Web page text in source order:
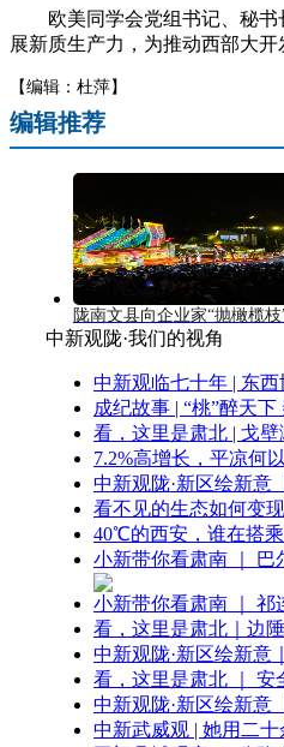
欧美同学会党组书记、秘书长
展新质生产力，为推动西部大
【编辑：杜萍】
编辑推荐
陇南文县向企业家“抛橄榄
中新观陇·我们的视角
中新观临七十年 | 东
成纪故事 | “桃”醉天
看，这里是肃北 | 戈
7.2%高增长，平凉何
中新观陇·新区绘新意
看不见的生态如何变
40℃的西安，谁在搭
小新带你看肃南 ｜ 巴
小新带你看肃南 ｜ 祁
看，这里是肃北｜边
中新观陇·新区绘新意
看，这里是肃北 ｜ 安
中新观陇·新区绘新意
中新武威观 | 她用二